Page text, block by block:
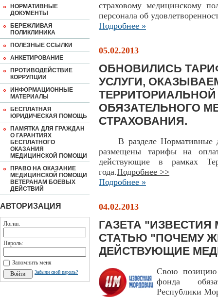
НОРМАТИВНЫЕ
ДОКУМЕНТЫ
БЕРЕЖЛИВАЯ
ПОЛИКЛИНИКА
ПОЛЕЗНЫЕ ССЫЛКИ
АНКЕТИРОВАНИЕ
ПРОТИВОДЕЙСТВИЕ
КОРРУПЦИИ
ИНФОРМАЦИОННЫЕ
МАТЕРИАЛЫ
БЕСПЛАТНАЯ
ЮРИДИЧЕСКАЯ ПОМОЩЬ
ПАМЯТКА ДЛЯ ГРАЖДАН
О ГАРАНТИЯХ
БЕСПЛАТНОГО
ОКАЗАНИЯ
МЕДИЦИНСКОЙ ПОМОЩИ
ПРАВО НА ОКАЗАНИЕ
МЕДИЦИНСКОЙ ПОМОЩИ
ВЕТЕРАНАМ БОЕВЫХ
ДЕЙСТВИЙ
АВТОРИЗАЦИЯ
Логин:
Пароль:
Запомнить меня
Забыли свой пароль?
страховому медицинскому
персонала об
Подробнее »
05.02.2013
ОБНОВИЛИСЬ
УСЛУГИ,
ОБЯЗАТЕЛЬНОГО
СТРАХОВАНИЯ.
В разделе Нормативные
размещены тарифы на
действующие в рамках
года.Подробнее >>
Подробнее »
04.02.2013
ГАЗЕТА
СТАТЬЮ "ПОЧЕМУ
ДЕЙСТВУЮЩИЕ
Свою позицию
фонда
Республики